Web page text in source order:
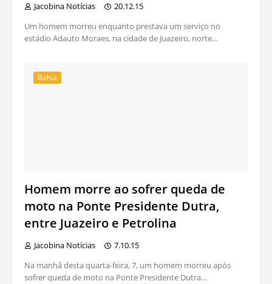
Jacobina Notícias
20.12.15
Um homem morreu enquanto prestava um serviço no
estádio Adauto Moraes, na cidade de Juazeiro, norte…
Bahia
Homem morre ao sofrer queda de
moto na Ponte Presidente Dutra,
entre Juazeiro e Petrolina
Jacobina Notícias
7.10.15
Na manhã desta quarta-feira, 7, um homem morreu após
sofrer queda de moto na Ponte Presidente Dutra…